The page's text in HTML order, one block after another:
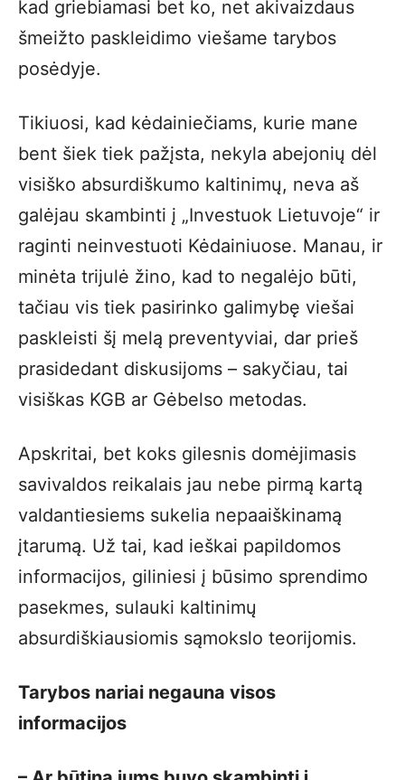
kad griebiamasi bet ko, net akivaizdaus
šmeižto paskleidimo viešame tarybos
posėdyje.
Tikiuosi, kad kėdainiečiams, kurie mane
bent šiek tiek pažįsta, nekyla abejonių dėl
visiško absurdiškumo kaltinimų, neva aš
galėjau skambinti į „Investuok Lietuvoje“ ir
raginti neinvestuoti Kėdainiuose. Manau, ir
minėta trijulė žino, kad to negalėjo būti,
tačiau vis tiek pasirinko galimybę viešai
paskleisti šį melą preventyviai, dar prieš
prasidedant diskusijoms – sakyčiau, tai
visiškas KGB ar Gėbelso metodas.
Apskritai, bet koks gilesnis domėjimasis
savivaldos reikalais jau nebe pirmą kartą
valdantiesiems sukelia nepaaiškinamą
įtarumą. Už tai, kad ieškai papildomos
informacijos, giliniesi į būsimo sprendimo
pasekmes, sulauki kaltinimų
absurdiškiausiomis sąmokslo teorijomis.
Tarybos nariai negauna visos
informacijos